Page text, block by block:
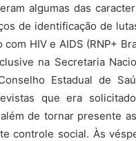
algumas das
de identificação de
HIV e AIDS (RNP+
na Secretaria
Estadual de
que era
de tornar presente
controle social. Às